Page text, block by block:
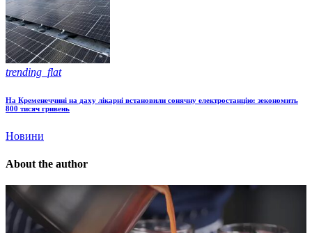
trending_flat
На Кременеччині на даху лікарні встановили сонячну електростанцію: зекономить
800 тисяч гривень
Новини
About the author